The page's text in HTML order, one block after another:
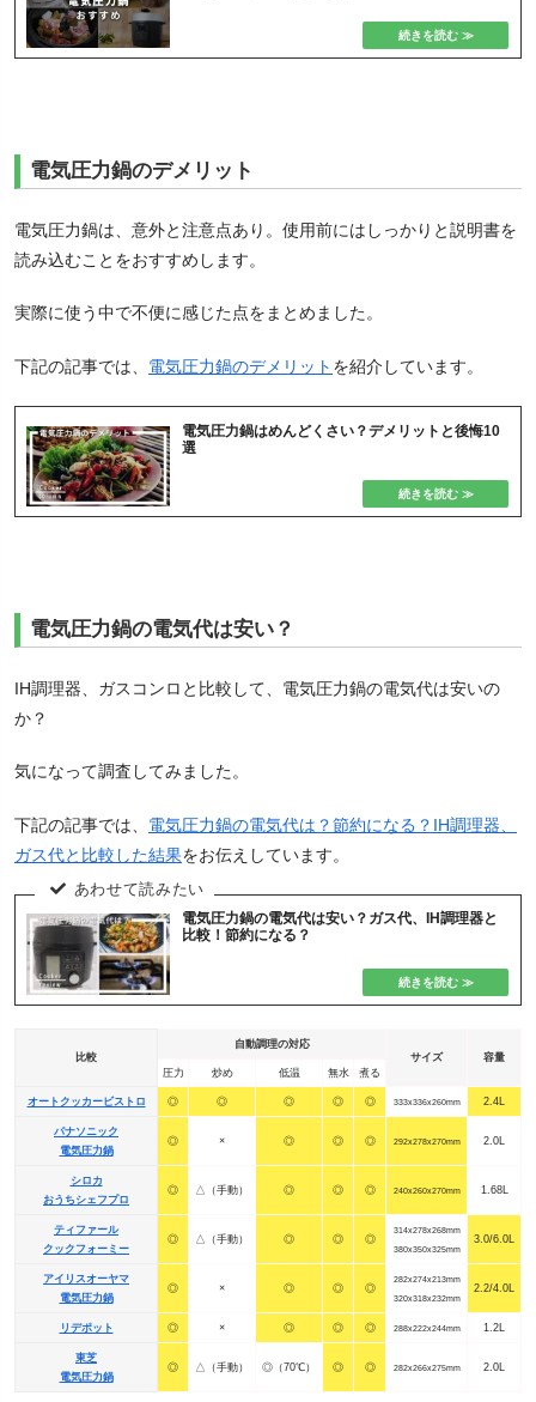
電気圧力鍋のデメリット
電気圧力鍋は、意外と注意点あり。使用前にはしっかりと説明書を
読み込むことをおすすめします。
実際に使う中で不便に感じた点をまとめました。
下記の記事では、 電気圧力鍋のデメリット を紹介しています。
電気圧力鍋はめんどくさい？デメリットと後悔10
選
電気圧力鍋の電気代は安い？
IH調理器、ガスコンロと比較して、電気圧力鍋の電気代は安いの
か？
気になって調査してみました。
下記の記事では、 電気圧力鍋の電気代は？節約になる？IH調理器、
ガス代と比較した結果をお伝えしています。
電気圧力鍋の電気代は安い？ガス代、IH調理器と
比較！節約になる？
比較
自動調理の対応
サイズ
容量
圧力
炒め 低温 無水 煮る
オートクッカービストロ ◎ ◎ ◎ ◎ ◎ 333x336x260mm 2.4L
パナソニック
電気圧力鍋
◎ × ◎ ◎ ◎ 292x278x270mm 2.0L
シロカ
おうちシェフプロ
◎ △（手動） ◎ ◎ ◎ 240x260x270mm 1.68L
ティファール
クックフォーミー
◎ △（手動） ◎ ◎ ◎
314x278x268mm
380x350x325mm
3.0/6.0L
アイリスオーヤマ
電気圧力鍋
◎ × ◎ ◎ ◎
282x274x213mm
320x318x232mm
2.2/4.0L
リデポット ◎ × ◎ ◎ ◎ 288x222x244mm 1.2L
東芝
電気圧力鍋
◎ △（手動） ◎（70℃） ◎ ◎ 282x266x275mm 2.0L